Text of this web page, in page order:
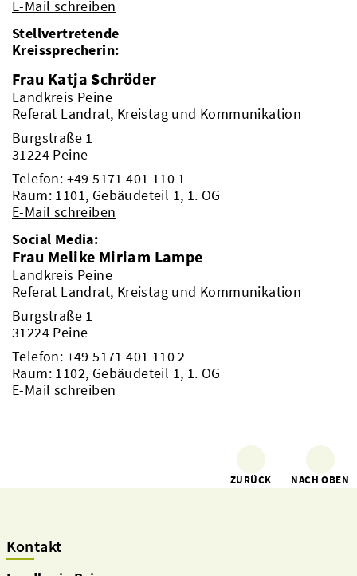
E-Mail schreiben
Stellvertretende
Kreissprecherin:
Frau Katja Schröder
Landkreis Peine
Referat Landrat, Kreistag und Kommunikation
Burgstraße 1
31224 Peine
Telefon: +49 5171 401 110 1
Raum: 1101, Gebäudeteil 1, 1. OG
E-Mail schreiben
Social Media:
Frau Melike Miriam Lampe
Landkreis Peine
Referat Landrat, Kreistag und Kommunikation
Burgstraße 1
31224 Peine
Telefon: +49 5171 401 110 2
Raum: 1102, Gebäudeteil 1, 1. OG
E-Mail schreiben
ZURÜCK NACH OBEN
Kontakt